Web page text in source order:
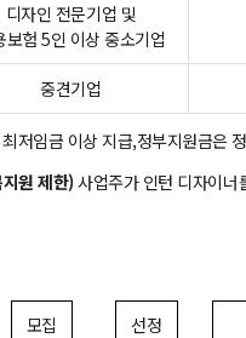
디자인 전문기업 및
보험 5인 이상 중소기업
중견기업
저임금 이상 지급,정부지원금은
원 제한)사업주가 인턴 디자이너
모집 선정